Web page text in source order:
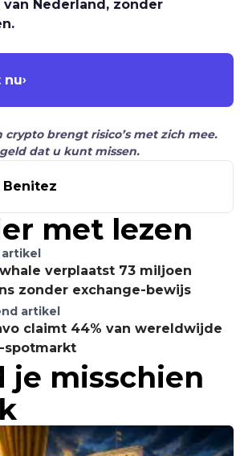
Nederland, zonder
nu›
crypto brengt risico’s met zich mee.
dat u kunt missen.
Benitez
met lezen
artikel
whale verplaatst 73 miljoen
zonder exchange-bewijs
artikel
claimt 44% van wereldwijde
spotmarkt
je misschien